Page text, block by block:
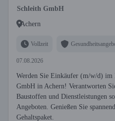
Schleith GmbH
Achern
Vollzeit
07.08.2026
Werden Sie Einkäufer (m/w/d) im
GmbH in Achern! Verantworten
Baustoffen und Dienstleistungen
Angeboten. Genießen Sie
Gehaltspaket.